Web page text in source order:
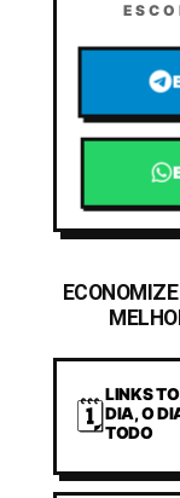
🗓️
LINKS
DIA, O
TODO